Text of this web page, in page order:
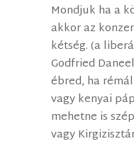
Mondjuk ha a
akkor az
kétség. (a
Godfried
ébred, ha
vagy kenyai
mehetne is
vagy